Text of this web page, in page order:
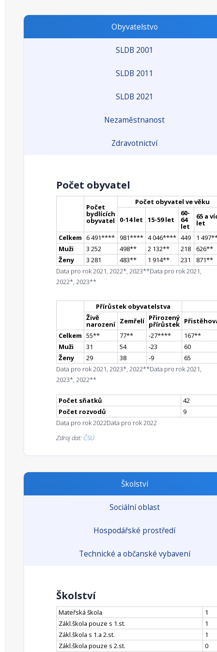
Obyvatelstvo
SLDB 2001
SLDB 2011
SLDB 2021
Nezaměstnanost
Zdravotnictví
Počet obyvatel
Počet
bydlících
obyvatel
Počet obyvatel ve věku
0-14 let 15-59 let
60-
64
let
65 a
let
Celkem 6 491**** 981**** 4 046**** 449 1 497
Muži
3 252 498** 2 132** 218 626**
Ženy
3 281 483** 1 914** 231 871**
Data pro rok 2021, 2022*, 2023**Data pro rok 2021,
2022*, 2023**
Přírůstek obyvatelstva
Živě
narození Zemřelí Přirozený
přírůstek
Celkem 55** 77** -27**** 167**
Muži
31 54 -23
60
Ženy
29 38 -9
65
Data pro rok 2021, 2023*, 2022**Data pro rok 2021,
2023*, 2022**
Počet sňatků
42
Počet rozvodů
9
Data pro rok 2022Data pro rok 2022
Zdroj dat: ČSÚ
Školství
Sociální oblast
Hospodářské prostředí
Technické a občanské vybavení
Školství
Mateřská škola
1
Zákl.škola pouze s 1.st.
1
Zákl.škola s 1.a 2.st.
1
Zákl.škola pouze s 2.st.
0